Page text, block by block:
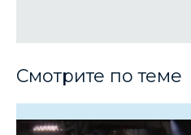
Смотрите по теме